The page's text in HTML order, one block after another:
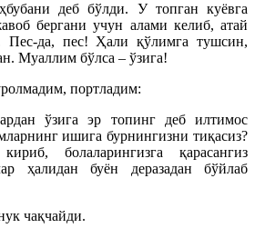
деб бўлди. У топган куёвга
бергани учун алами келиб, атай
Пес-да, пес! Ҳали қўлимга тушсин,
Муаллим бўлса – ўзига!
портладим:
ўзига эр топинг деб илтимос
ишига бурнингизни тиқасиз?
болаларингизга қарасангиз
ҳалидан буён деразадан бўйлаб
чақчайди.